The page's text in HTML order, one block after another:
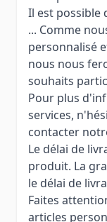
Il est possible
... Comme
personnalisé
nous nous
souhaits
Pour plus
services,
contacter
Le délai de
produit. La
le délai de
Faites
articles